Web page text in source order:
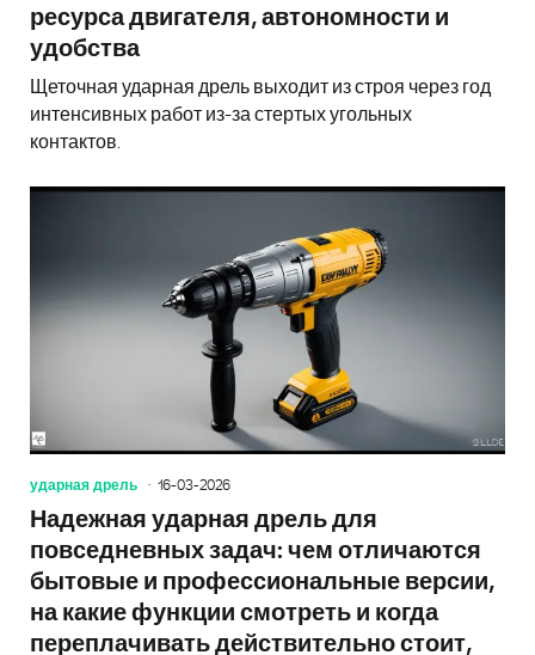
ресурса двигателя, автономности и
удобства
Щеточная ударная дрель выходит из строя через год
интенсивных работ из-за стертых угольных
контактов.
ударная дрель 16-03-2026
Надежная ударная дрель для
повседневных задач: чем отличаются
бытовые и профессиональные версии,
на какие функции смотреть и когда
переплачивать действительно стоит,